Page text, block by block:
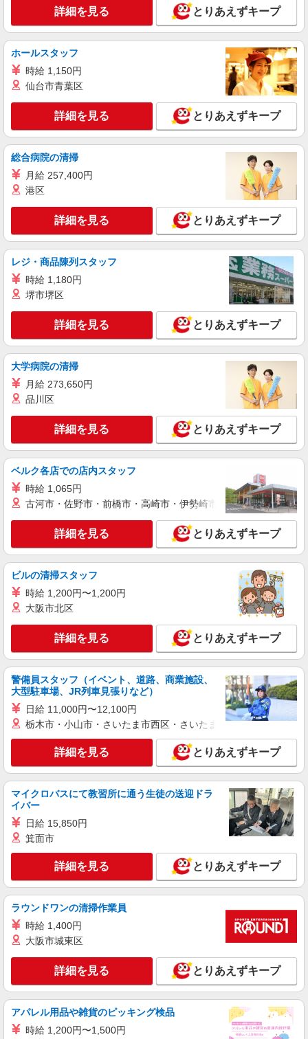
詳細を見る とりあえずキープ
ホールスタッフ
時給 1,150円
仙台市青葉区
詳細を見る とりあえずキープ
総合病院の清掃
月給 257,400円
港区
詳細を見る とりあえずキープ
レジ・商品陳列スタッフ
時給 1,180円
堺市堺区
詳細を見る とりあえずキープ
大学病院の清掃
月給 273,650円
品川区
詳細を見る とりあえずキープ
ベルク各店での店内スタッフ
時給 1,065円
古河市・佐野市・前橋市・高崎市・伊勢崎市・太田市・館林市
詳細を見る とりあえずキープ
ビルの清掃スタッフ
時給 1,200円〜1,200円
大阪市北区
詳細を見る とりあえずキープ
警備員スタッフ（イベント、道路、商業施設、
大型駐車場、JR列車見張りなど）
日給 11,000円〜12,100円
栃木市・小山市・さいたま市西区・さいたま市岩槻区・久喜市・
詳細を見る とりあえずキープ
マイクロバスにて教習所に通う生徒の送迎ドラ
イバー
日給 15,850円
箕面市
詳細を見る とりあえずキープ
ラウンドワンの清掃作業員
時給 1,400円
大阪市城東区
詳細を見る とりあえずキープ
アパレル用品や雑貨のピッキング検品
時給 1,200円〜1,500円